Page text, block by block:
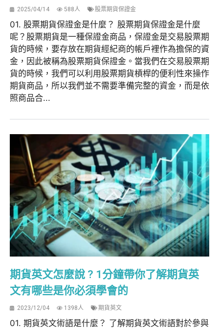
2025/04/14 588人 股票期貨保證金
01. 股票期貨保證金是什麼？ 股票期貨保證金是什麼
呢？股票期貨是一種保證金商品，保證金是交易股票期
貨的時候，要存放在期貨經紀商的帳戶裡作為擔保的資
金，因此被稱為股票期貨保證金。當我們在交易股票期
貨的時候，我們可以利用股票期貨槓桿的便利性來操作
期貨商品，所以我們並不需要準備完整的資金，而是依
照商品合...
期貨英文怎麼說 ? 1分鐘帶你了解期貨英
文有哪些是你必須學會的
2023/12/04 1398人 期貨英文
01. 期貨英文術語是什麼？ 了解期貨英文術語對於參與